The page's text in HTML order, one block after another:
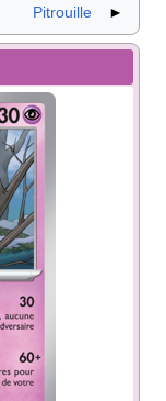
Pitrouille ►